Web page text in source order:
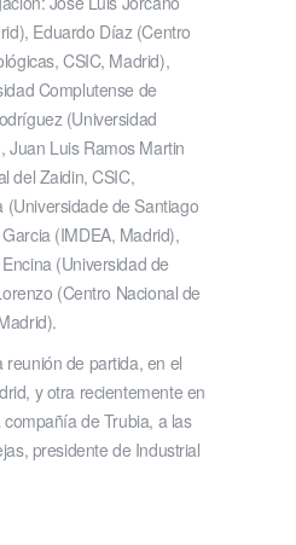
Eduardo Díaz (Centro
CSIC, Madrid),
Complutense de
(Universidad
Juan Luis Ramos Martin
del Zaidin, CSIC,
de Santiago
(IMDEA, Madrid),
(Universidad de
(Centro Nacional de
de partida, en el
y otra recientemente en
de Trubia, a las
presidente de Industrial